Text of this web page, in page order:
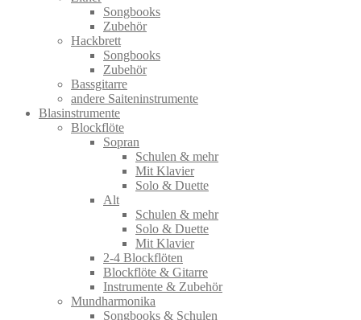
Songbooks
Zubehör
Hackbrett
Songbooks
Zubehör
Bassgitarre
andere Saiteninstrumente
Blasinstrumente
Blockflöte
Sopran
Schulen & mehr
Mit Klavier
Solo & Duette
Alt
Schulen & mehr
Solo & Duette
Mit Klavier
2-4 Blockflöten
Blockflöte & Gitarre
Instrumente & Zubehör
Mundharmonika
Songbooks & Schulen